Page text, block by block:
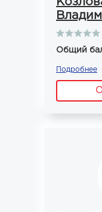
Общий
Подробнее